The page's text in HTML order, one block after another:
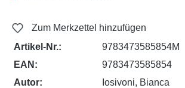
Zum Merkzettel hinzufügen
Artikel-Nr.:
9783473585854M
EAN:
9783473585854
Autor:
Iosivoni, Bianca